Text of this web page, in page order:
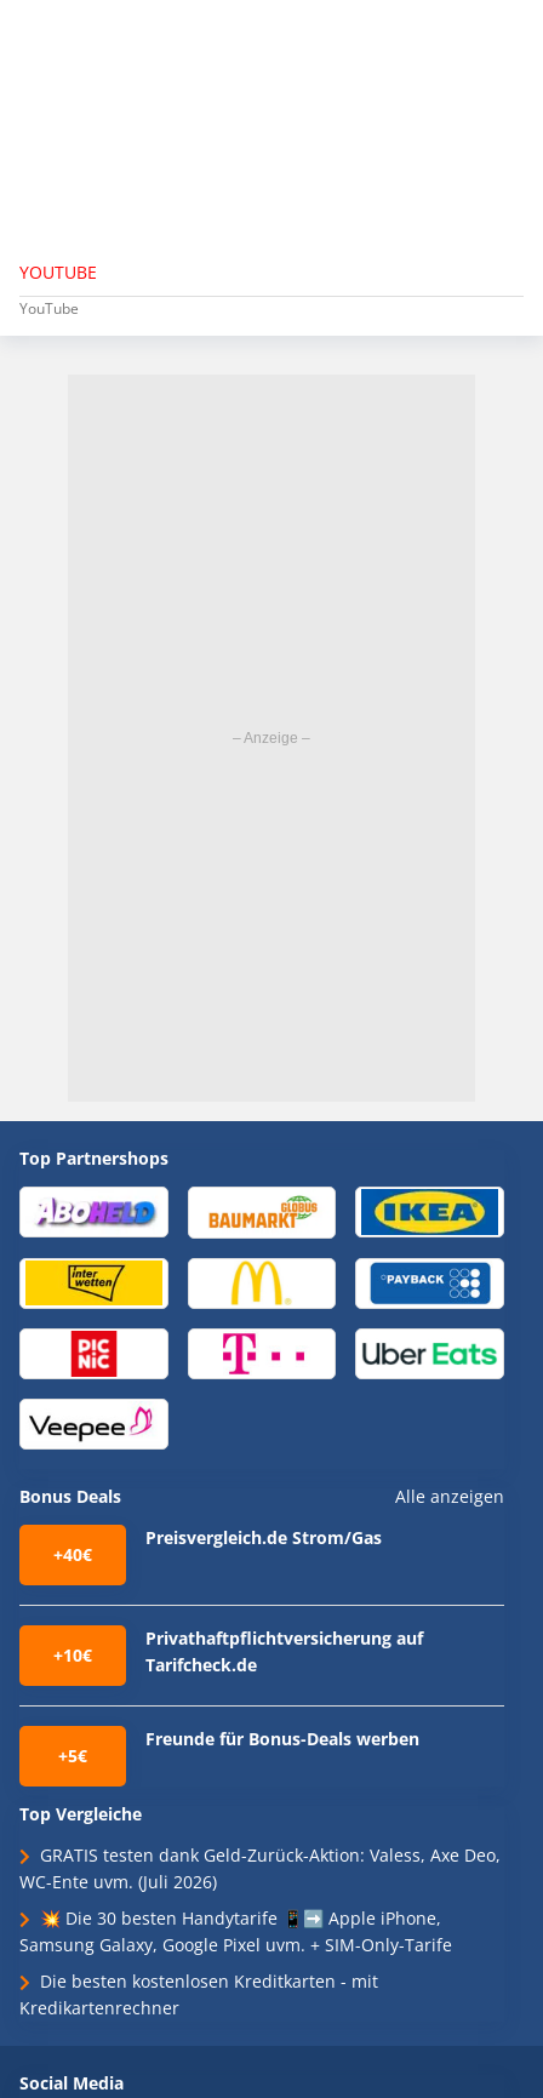
YOUTUBE
YouTube
Top Partnershops
Bonus Deals Alle anzeigen
+40€
Preisvergleich.de Strom/Gas
+10€
Privathaftpflichtversicherung auf
Tarifcheck.de
+5€
Freunde für Bonus-Deals werben
Top Vergleiche
GRATIS testen dank Geld-Zurück-Aktion: Valess, Axe Deo,
WC-Ente uvm. (Juli 2026)
💥 Die 30 besten Handytarife 📱➡️ Apple iPhone,
Samsung Galaxy, Google Pixel uvm. + SIM-Only-Tarife
Die besten kostenlosen Kreditkarten - mit
Kredikartenrechner
Social Media